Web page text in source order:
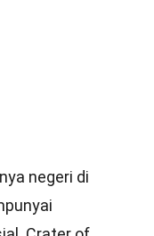
negeri di